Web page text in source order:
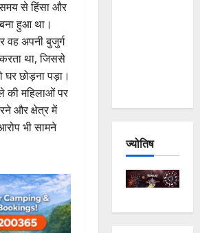
से हिंसा और
हुआ था।
वह अपनी बुजुर्ग
था, जिससे
घर छोड़ना पड़ा।
की महिलाओं पर
और क्षेत्र में
भी सामने
ज्योतिष